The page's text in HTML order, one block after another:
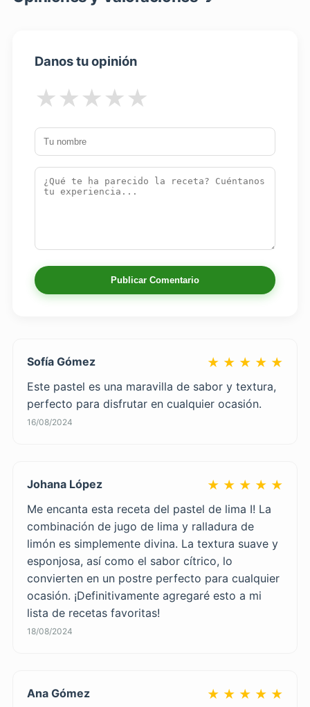
Danos tu opinión
★
★
★
★
★
Publicar Comentario
Sofía Gómez ★ ★ ★ ★ ★
Este pastel es una maravilla de sabor y textura,
perfecto para disfrutar en cualquier ocasión.
16/08/2024
Johana López ★ ★ ★ ★ ★
Me encanta esta receta del pastel de lima I! La
combinación de jugo de lima y ralladura de
limón es simplemente divina. La textura suave y
esponjosa, así como el sabor cítrico, lo
convierten en un postre perfecto para cualquier
ocasión. ¡Definitivamente agregaré esto a mi
lista de recetas favoritas!
18/08/2024
Ana Gómez ★ ★ ★ ★ ★